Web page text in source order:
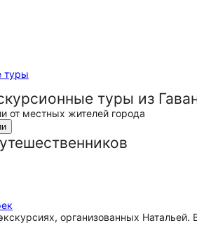
туры
туры из
от местных жителей города
организованных